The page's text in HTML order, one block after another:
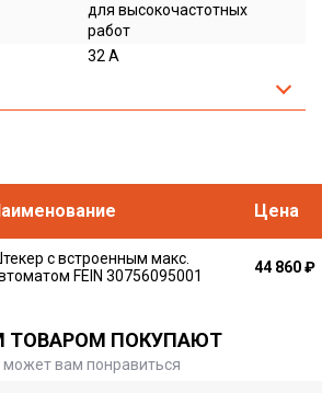
для высокочастотных
работ
32 А
Цена
с встроенным макс.
FEIN 30756095001
44 860₽
ТОВАРОМ ПОКУПАЮТ
может вам понравиться